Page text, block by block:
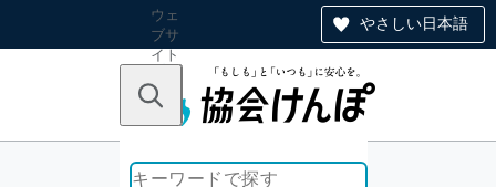
やさしい日本語
ウェ
ブサ
イト
のナ
ン
キーワードで探す